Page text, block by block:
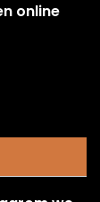
online